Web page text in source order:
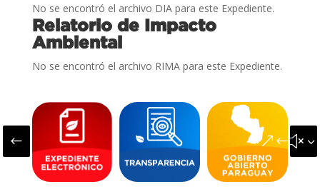
No se encontró el archivo DIA para este Expediente.
Relatorio de Impacto
Ambiental
No se encontró el archivo RIMA para este Expediente.
#